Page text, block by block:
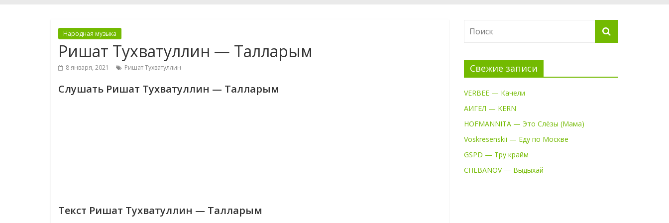
Народная музыка
Ришат Тухватуллин — Талларым
8 января, 2021 Ришат Тухватуллин
Слушать Ришат Тухватуллин — Талларым
Текст Ришат Тухватуллин — Талларым
Свежие записи
VERBEE — Качели
АИГЕЛ — KERN
HOFMANNITA — Это Слёзы (Мама)
Voskresenskii — Еду по Москве
GSPD — Тру крайм
CHEBANOV — Выдыхай